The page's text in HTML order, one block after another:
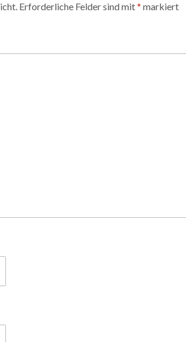
Erforderliche Felder sind mit* markiert